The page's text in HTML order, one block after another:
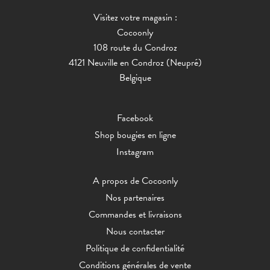
Visitez votre magasin :
Cocoonly
108 route du Condroz
4121 Neuville en Condroz (Neupré)
Belgique
Facebook
Shop bougies en ligne
Instagram
A propos de Cocoonly
Nos partenaires
Commandes et livraisons
Nous contacter
Politique de confidentialité
Conditions générales de vente